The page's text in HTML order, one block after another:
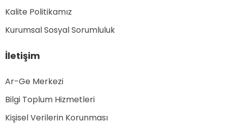
Kalite Politikamız
Kurumsal Sosyal Sorumluluk
İletişim
Ar-Ge Merkezi
Bilgi Toplum Hizmetleri
Kişisel Verilerin Korunması